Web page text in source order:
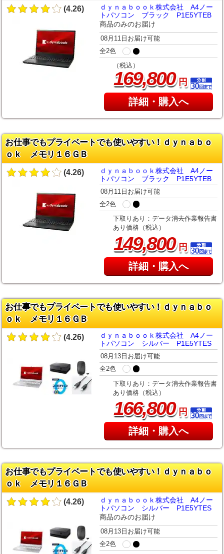
(4.26)
ｄｙｎａｂｏｏｋ株式会社 A4ノー
トパソコン ブラック P1E5YTEB
商品のみのお届け
08月11日お届け可能
全2色
（税込）
169,800円
詳細・購入へ
お仕事でもプライベートでも使いやすい！ｄｙｎａｂｏ
ｏｋ メモリ１６ＧＢ
(4.26)
ｄｙｎａｂｏｏｋ株式会社 A4ノー
トパソコン ブラック P1E5YTEB
08月11日お届け可能
全2色
下取りあり：データ消去作業報告書
あり価格（税込）
149,800円
詳細・購入へ
お仕事でもプライベートでも使いやすい！ｄｙｎａｂｏ
ｏｋ メモリ１６ＧＢ
(4.26)
ｄｙｎａｂｏｏｋ株式会社 A4ノー
トパソコン シルバー P1E5YTES
08月13日お届け可能
全2色
下取りあり：データ消去作業報告書
あり価格（税込）
166,800円
詳細・購入へ
お仕事でもプライベートでも使いやすい！ｄｙｎａｂｏ
ｏｋ メモリ１６ＧＢ
(4.26)
ｄｙｎａｂｏｏｋ株式会社 A4ノー
トパソコン シルバー P1E5YTES
商品のみのお届け
08月13日お届け可能
全2色